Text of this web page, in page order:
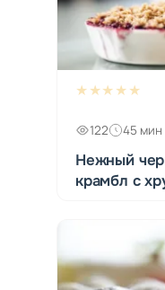
★★★★★
122 45 мин
Нежный
крамбл с